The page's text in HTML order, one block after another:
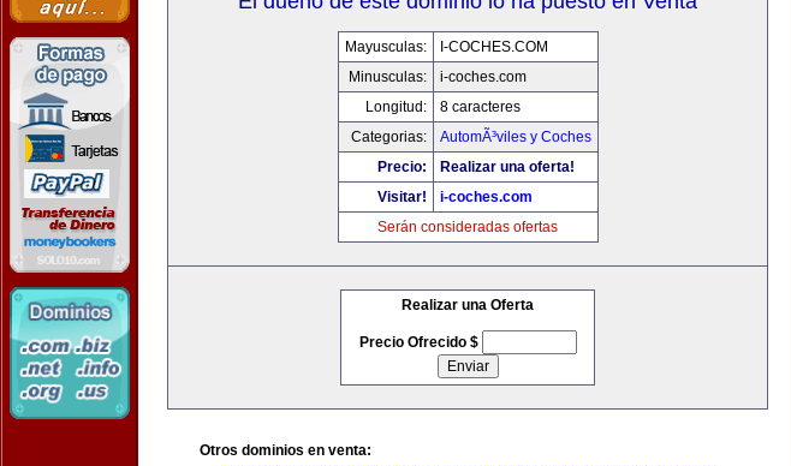
Mayusculas:
I-COCHES.COM
Minusculas:
i-coches.com
Longitud:
8 caracteres
Categorias:
AutomÃ³viles y Coches
Precio:
Realizar una oferta!
Visitar!
i-coches.com
Serán consideradas ofertas
Realizar una Oferta
Precio Ofrecido $
Otros dominios en venta: